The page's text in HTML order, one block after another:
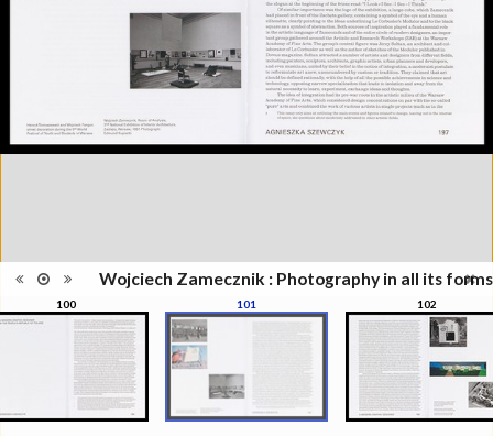
Wojciech Zamecznik : Photography in all its forms
100 101 102
septembre - 31 décembre 2016
Nombre de
pages
208 pages